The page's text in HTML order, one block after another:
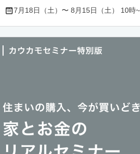
7月18日（土）〜 8月15日（土） 10時